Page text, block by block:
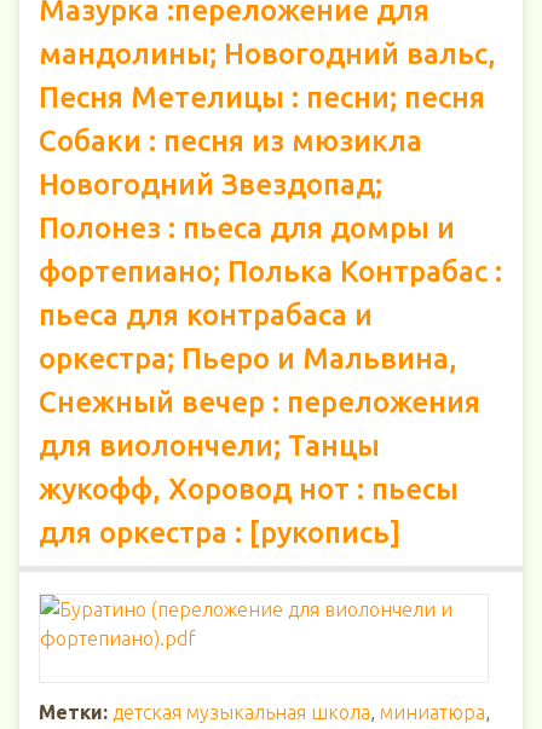
Мазурка :переложение для
мандолины; Новогодний вальс,
Песня Метелицы : песни; песня
Собаки : песня из мюзикла
Новогодний Звездопад;
Полонез : пьеса для домры и
фортепиано; Полька Контрабас :
пьеса для контрабаса и
оркестра; Пьеро и Мальвина,
Снежный вечер : переложения
для виолончели; Танцы
жукофф, Хоровод нот : пьесы
для оркестра : [рукопись]
Метки: детская музыкальная школа, миниатюра,